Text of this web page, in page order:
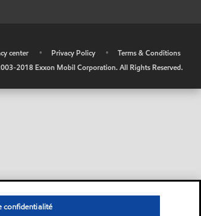
center • Privacy Policy •
Terms & Conditions
2018 Exxon Mobil Corporation. All Rights Reserved.
confidentialité